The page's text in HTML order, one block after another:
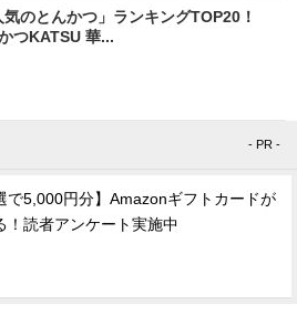
気のとんかつ」ランキングTOP20！
つKATSU 華...
- PR -
で5,000円分】Amazonギフトカードが
！読者アンケート実施中